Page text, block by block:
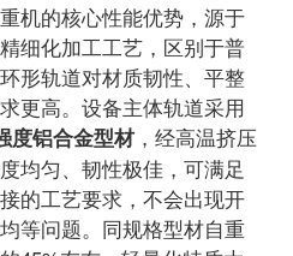
机的核心性能优势，源于
细化加工工艺，区别于普
形轨道对材质韧性、平整
更高。设备主体轨道采用
度铝合金型材，经高温挤压
均匀、韧性极佳，可满足
的工艺要求，不会出现开
等问题。同规格型材自重